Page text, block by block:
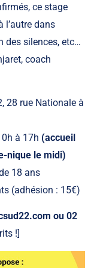
ce stage
l’autre dans
des silences, etc…
coach
28 rue Nationale à
à 17h (accueil
nique le midi)
18 ans
(adhésion : 15€)
ou 02
!]